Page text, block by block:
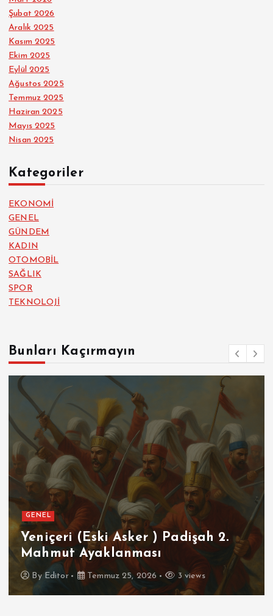
Şubat 2026
Aralık 2025
Kasım 2025
Ekim 2025
Eylül 2025
Ağustos 2025
Temmuz 2025
Haziran 2025
Mayıs 2025
Nisan 2025
Kategoriler
EKONOMİ
GENEL
GÜNDEM
KADIN
OTOMOBİL
SAĞLIK
SPOR
TEKNOLOJİ
Bunları Kaçırmayın
GENEL
Yeniçeri (Eski Asker ) Padişah 2.
Mahmut Ayaklanması
By Editor Temmuz 25, 2026 3 views